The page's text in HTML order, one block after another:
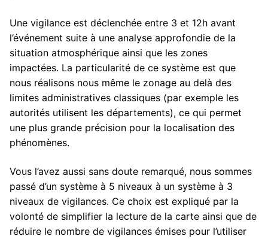
Une vigilance est déclenchée entre 3 et 12h avant
l’événement suite à une analyse approfondie de la
situation atmosphérique ainsi que les zones
impactées. La particularité de ce système est que
nous réalisons nous même le zonage au delà des
limites administratives classiques (par exemple les
autorités utilisent les départements), ce qui permet
une plus grande précision pour la localisation des
phénomènes.
Vous l’avez aussi sans doute remarqué, nous sommes
passé d’un système à 5 niveaux à un système à 3
niveaux de vigilances. Ce choix est expliqué par la
volonté de simplifier la lecture de la carte ainsi que de
réduire le nombre de vigilances émises pour l’utiliser